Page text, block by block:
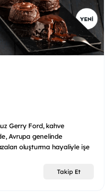
Gerry Ford, kahve
Avrupa genelinde
oluşturma hayaliyle işe
Takip Et